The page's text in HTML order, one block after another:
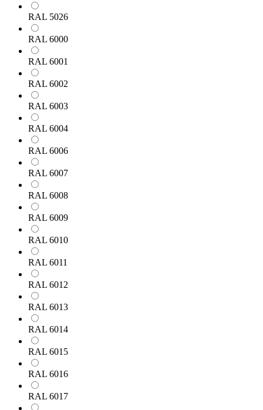
RAL 5026
RAL 6000
RAL 6001
RAL 6002
RAL 6003
RAL 6004
RAL 6006
RAL 6007
RAL 6008
RAL 6009
RAL 6010
RAL 6011
RAL 6012
RAL 6013
RAL 6014
RAL 6015
RAL 6016
RAL 6017